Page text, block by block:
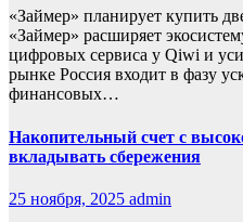
«Займер» планирует купить
«Займер» расширяет
цифровых сервиса у Qiwi и
рынке Россия входит в фазу
финансовых…
Накопительный счет с
вкладывать сбережения
25 ноября, 2025 admin